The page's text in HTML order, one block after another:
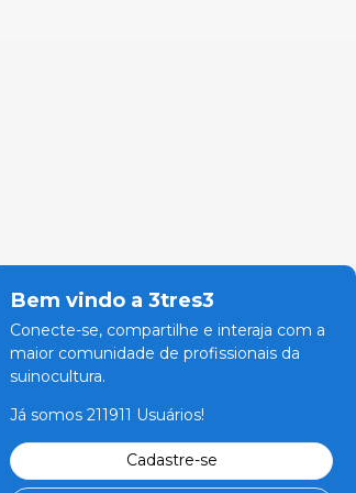
Bem vindo a 3tres3
Conecte-se, compartilhe e interaja com a
maior comunidade de profissionais da
suinocultura.
Já somos 211911 Usuários!
Cadastre-se